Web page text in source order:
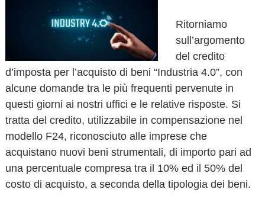
a
Ritorniamo
sull’argomento
del credito
d’imposta per l’acquisto di beni “Industria 4.0”, con
alcune domande tra le più frequenti pervenute in
questi giorni ai nostri uffici e le relative risposte. Si
tratta del credito, utilizzabile in compensazione nel
modello F24, riconosciuto alle imprese che
acquistano nuovi beni strumentali, di importo pari ad
una percentuale compresa tra il 10% ed il 50% del
costo di acquisto, a seconda della tipologia dei beni.